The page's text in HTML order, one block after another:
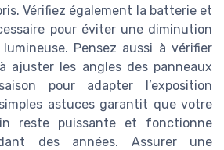
Vérifiez également la batterie et
pour éviter une diminution
Pensez aussi à vérifier
ajuster les angles des panneaux
pour adapter l’exposition
astuces garantit que votre
reste puissante et fonctionne
des années. Assurer une